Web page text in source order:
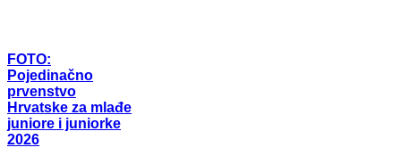
FOTO:
Pojedinačno
prvenstvo
Hrvatske za mlađe
juniore i juniorke
2026